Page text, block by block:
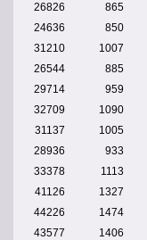
26826
865
24636
850
31210
1007
26544
885
29714
959
32709
1090
31137
1005
28936
933
33378
1113
41126
1327
44226
1474
43577
1406